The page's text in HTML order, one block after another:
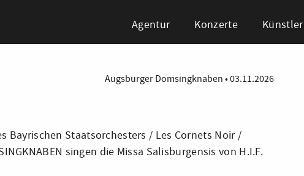
Agentur Konzerte Künstler
Augsburger Domsingknaben•03.11.2026
Bayrischen Staatsorchesters / Les Cornets Noir /
singen die Missa Salisburgensis von H.I.F.